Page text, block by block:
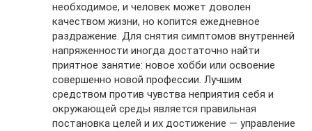
необходимое, и человек может доволен
качеством жизни, но копится ежедневное
раздражение. Для снятия симптомов внутренней
напряженности иногда достаточно найти
приятное занятие: новое хобби или освоение
совершенно новой профессии. Лучшим
средством против чувства неприятия себя и
окружающей среды является правильная
постановка целей и их достижение — управление